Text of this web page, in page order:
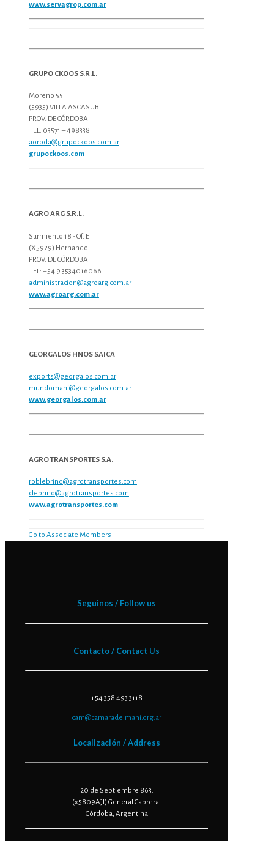
www.servagrop.com.ar
GRUPO CKOOS S.R.L.
Moreno 55
(5935) VILLA ASCASUBI
PROV. DE CÓRDOBA
TEL: 03571 – 498338
aoroda@grupockoos.com.ar
grupockoos.com
AGRO ARG S.R.L.
Sarmiento 18 - Of. E
(X5929) Hernando
PROV. DE CÓRDOBA
TEL: +54 9 3534016066
administracion@agroarg.com.ar
www.agroarg.com.ar
GEORGALOS HNOS SAICA
exports@georgalos.com.ar
mundomani@georgalos.com.ar
www.georgalos.com.ar
AGRO TRANSPORTES S.A.
roblebrino@agrotransportes.com
clebrino@agrotransportes.com
www.agrotransportes.com
Go to Associate Members
Seguinos / Follow us
Contacto / Contact Us
+54 358 493 3118
cam@camaradelmani.org.ar
Localización / Address
20 de Septiembre 863.
(x5809AJI) General Cabrera.
Córdoba, Argentina